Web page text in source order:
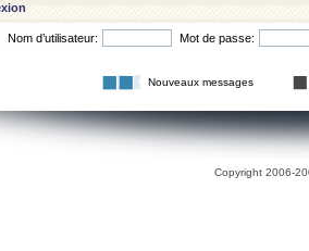
Nom d’utilisateur: Mot de passe:
Nouveaux messages
Copyright 2006-